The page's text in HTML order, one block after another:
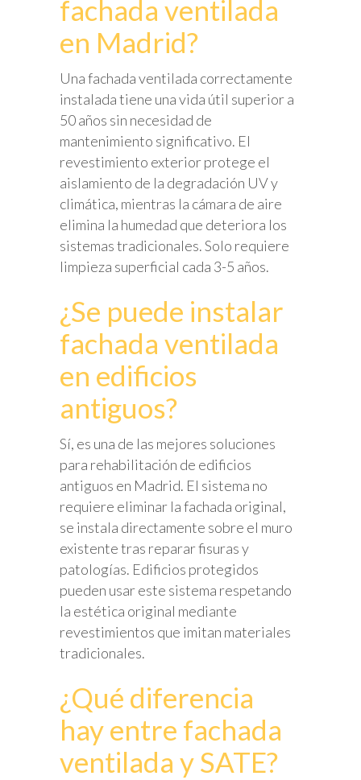
fachada ventilada
en Madrid?
Una fachada ventilada correctamente
instalada tiene una vida útil superior a
50 años sin necesidad de
mantenimiento significativo. El
revestimiento exterior protege el
aislamiento de la degradación UV y
climática, mientras la cámara de aire
elimina la humedad que deteriora los
sistemas tradicionales. Solo requiere
limpieza superficial cada 3-5 años.
¿Se puede instalar
fachada ventilada
en edificios
antiguos?
Sí, es una de las mejores soluciones
para rehabilitación de edificios
antiguos en Madrid. El sistema no
requiere eliminar la fachada original,
se instala directamente sobre el muro
existente tras reparar fisuras y
patologías. Edificios protegidos
pueden usar este sistema respetando
la estética original mediante
revestimientos que imitan materiales
tradicionales.
¿Qué diferencia
hay entre fachada
ventilada y SATE?